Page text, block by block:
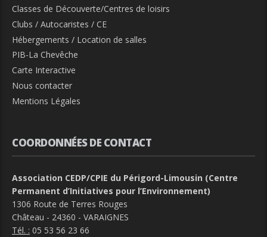
Classes de Découverte/Centres de loisirs
Clubs / Autocaristes / CE
Hébergements / Location de salles
PIB-La Chevêche
Carte Interactive
Nous contacter
Mentions Légales
COORDONNÉES DE CONTACT
Association CEDP/CPIE du Périgord-Limousin (Centre
Permanent d’Initiatives pour l’Environnement)
1306 Route de Terres Rouges
Château - 24360 - VARAIGNES
Tél. : 05 53 56 23 66